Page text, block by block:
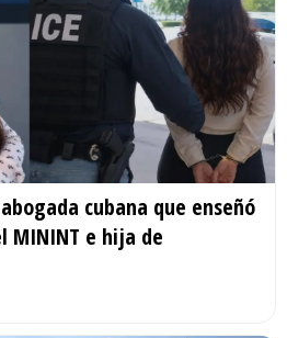
cubana que enseñó
MININT e hija de